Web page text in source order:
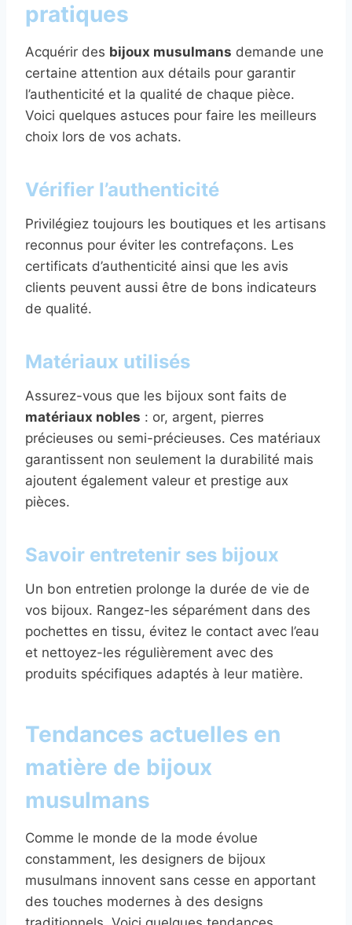
pratiques
Acquérir des bijoux musulmans demande une
certaine attention aux détails pour garantir
l’authenticité et la qualité de chaque pièce.
Voici quelques astuces pour faire les meilleurs
choix lors de vos achats.
Vérifier l’authenticité
Privilégiez toujours les boutiques et les artisans
reconnus pour éviter les contrefaçons. Les
certificats d’authenticité ainsi que les avis
clients peuvent aussi être de bons indicateurs
de qualité.
Matériaux utilisés
Assurez-vous que les bijoux sont faits de
matériaux nobles : or, argent, pierres
précieuses ou semi-précieuses. Ces matériaux
garantissent non seulement la durabilité mais
ajoutent également valeur et prestige aux
pièces.
Savoir entretenir ses bijoux
Un bon entretien prolonge la durée de vie de
vos bijoux. Rangez-les séparément dans des
pochettes en tissu, évitez le contact avec l’eau
et nettoyez-les régulièrement avec des
produits spécifiques adaptés à leur matière.
Tendances actuelles en
matière de bijoux
musulmans
Comme le monde de la mode évolue
constamment, les designers de bijoux
musulmans innovent sans cesse en apportant
des touches modernes à des designs